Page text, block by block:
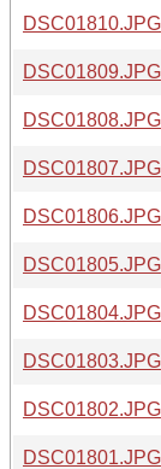
DSC01810.JPG
DSC01809.JPG
DSC01808.JPG
DSC01807.JPG
DSC01806.JPG
DSC01805.JPG
DSC01804.JPG
DSC01803.JPG
DSC01802.JPG
DSC01801.JPG